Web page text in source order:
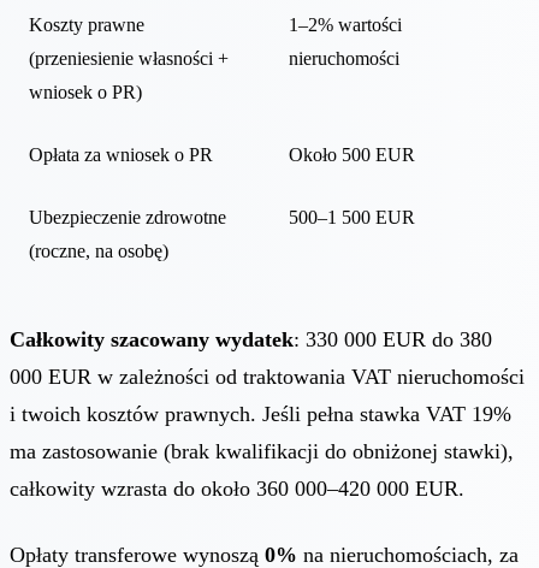
Koszty prawne
(przeniesienie własności +
wniosek o PR)
1–2% wartości
nieruchomości
Opłata za wniosek o PR Około 500 EUR
Ubezpieczenie zdrowotne
(roczne, na osobę)
500–1 500 EUR
Całkowity szacowany wydatek: 330 000 EUR do 380
000 EUR w zależności od traktowania VAT nieruchomości
i twoich kosztów prawnych. Jeśli pełna stawka VAT 19%
ma zastosowanie (brak kwalifikacji do obniżonej stawki),
całkowity wzrasta do około 360 000–420 000 EUR.
Opłaty transferowe wynoszą 0% na nieruchomościach, za